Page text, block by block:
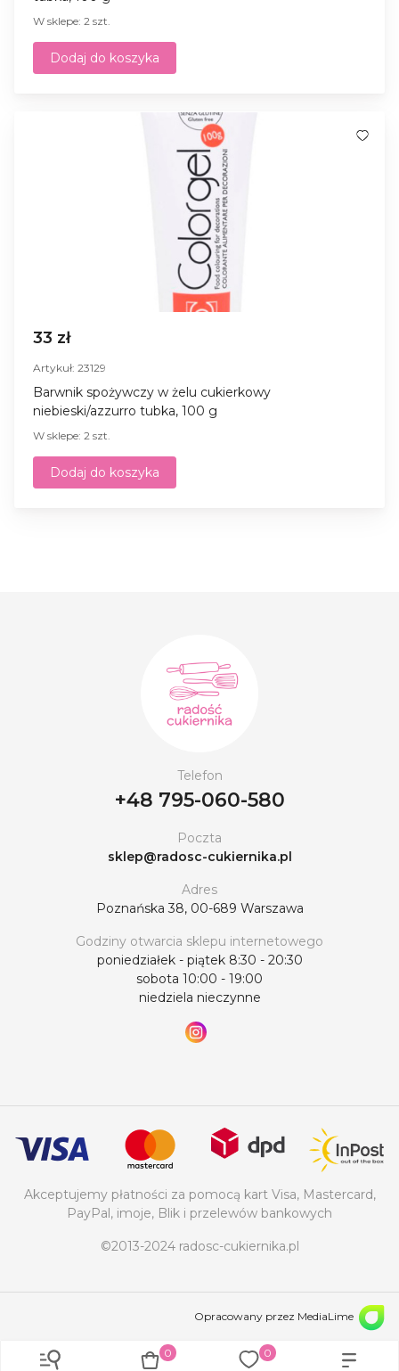
0 0
W sklepe: 2 szt.
Dodaj do koszyka
33 zł
Artykuł: 23129
Barwnik spożywczy w żelu cukierkowy
niebieski/azzurro tubka, 100 g
W sklepe: 2 szt.
Dodaj do koszyka
Telefon
+48 795-060-580
Poczta
sklep@radosc-cukiernika.pl
Adres
Poznańska 38, 00-689 Warszawa
Godziny otwarcia sklepu internetowego
poniedziałek - piątek 8:30 - 20:30
sobota 10:00 - 19:00
niedziela nieczynne
Akceptujemy płatności za pomocą kart Visa, Mastercard,
PayPal, imoje, Blik i przelewów bankowych
©2013-2024 radosc-cukiernika.pl
Opracowany przez MediaLime